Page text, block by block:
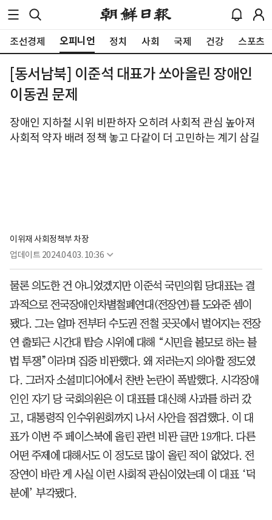
조선경제 오피니언 정치 사회 국제 건강 스포츠
[동서남북] 이준석 대표가 쏘아올린 장애인
이동권 문제
장애인 지하철 시위 비판하자 오히려 사회적 관심 높아져
사회적 약자 배려 정책 놓고 다같이 더 고민하는 계기 삼길
이위재 사회정책부 차장
업데이트 2024.04.03. 10:36
물론 의도한 건 아니었겠지만 이준석 국민의힘 당대표는 결
과적으로 전국장애인차별철폐연대(전장연)를 도와준 셈이
됐다. 그는 얼마 전부터 수도권 전철 곳곳에서 벌어지는 전장
연 출퇴근 시간대 탑승 시위에 대해 “시민을 볼모로 하는 불
법 투쟁”이라며 집중 비판했다. 왜 저러는지 의아할 정도였
다. 그러자 소셜미디어에서 찬반 논란이 폭발했다. 시각장애
인인 자기 당 국회의원은 이 대표를 대신해 사과를 하러 갔
고, 대통령직 인수위원회까지 나서 사안을 점검했다. 이 대
표가 이번 주 페이스북에 올린 관련 비판 글만 19개다. 다른
어떤 주제에 대해서도 이 정도로 많이 올린 적이 없었다. 전
장연이 바란 게 사실 이런 사회적 관심이었는데 이 대표 ‘덕
분에’ 부각됐다.